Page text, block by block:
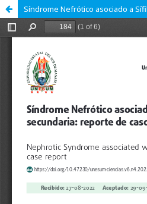
Síndrome Nefrótico asociado a